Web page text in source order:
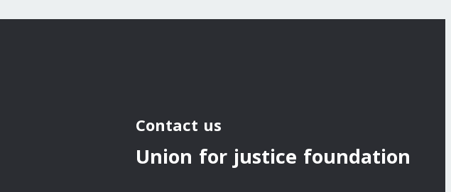
Contact us
Union for justice foundation